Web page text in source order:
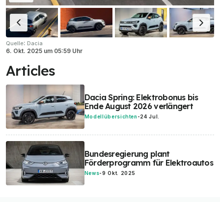
Quelle: Dacia
6. Okt. 2025 um 05:59 Uhr
Articles
Dacia Spring: Elektrobonus bis
Ende August 2026 verlängert
Modellübersichten -24 Jul.
Bundesregierung plant
Förderprogramm für Elektroautos
News-9 Okt. 2025